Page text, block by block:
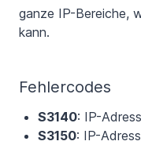
ganze IP-Bereiche,
kann.
Fehlercodes
S3140: IP-
S3150: IP-